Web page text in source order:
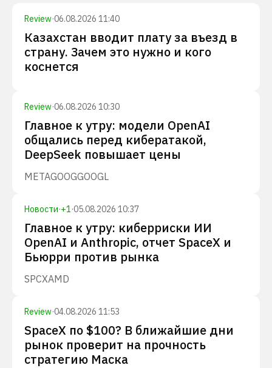
Review·06.08.2026 11:40
Казахстан вводит плату за въезд в
страну. Зачем это нужно и кого
коснется
Review·06.08.2026 10:30
Главное к утру: модели OpenAI
общались перед кибератакой,
DeepSeek повышает цены
METAGOOGGOOGL
Новости·+1·05.08.2026 10:37
Главное к утру: киберриски ИИ
OpenAI и Anthropic, отчет SpaceX и
Бьюрри против рынка
SPCXAMD
Review·04.08.2026 11:53
SpaceX по $100? В ближайшие дни
рынок проверит на прочность
стратегию Маска